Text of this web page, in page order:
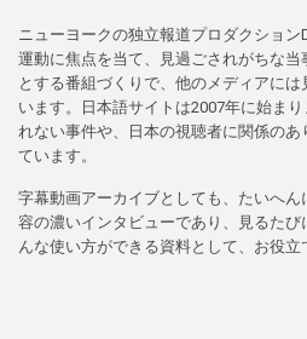
ニューヨークの独立報道プロダクショ
運動に焦点を当て、見過ごされがちな
とする番組づくりで、他のメディアに
います。日本語サイトは2007年に始ま
れない事件や、日本の視聴者に関係の
ています。
字幕動画アーカイブとしても、たいへ
容の濃いインタビューであり、見るた
んな使い方ができる資料として、お役立